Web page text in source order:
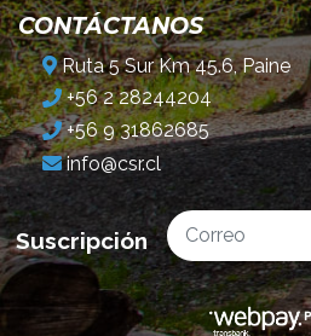
CONTÁCTANOS
Ruta 5 Sur Km 45.6, Paine
+56 2 28244204
+56 9 31862685
info@csr.cl
Suscripción